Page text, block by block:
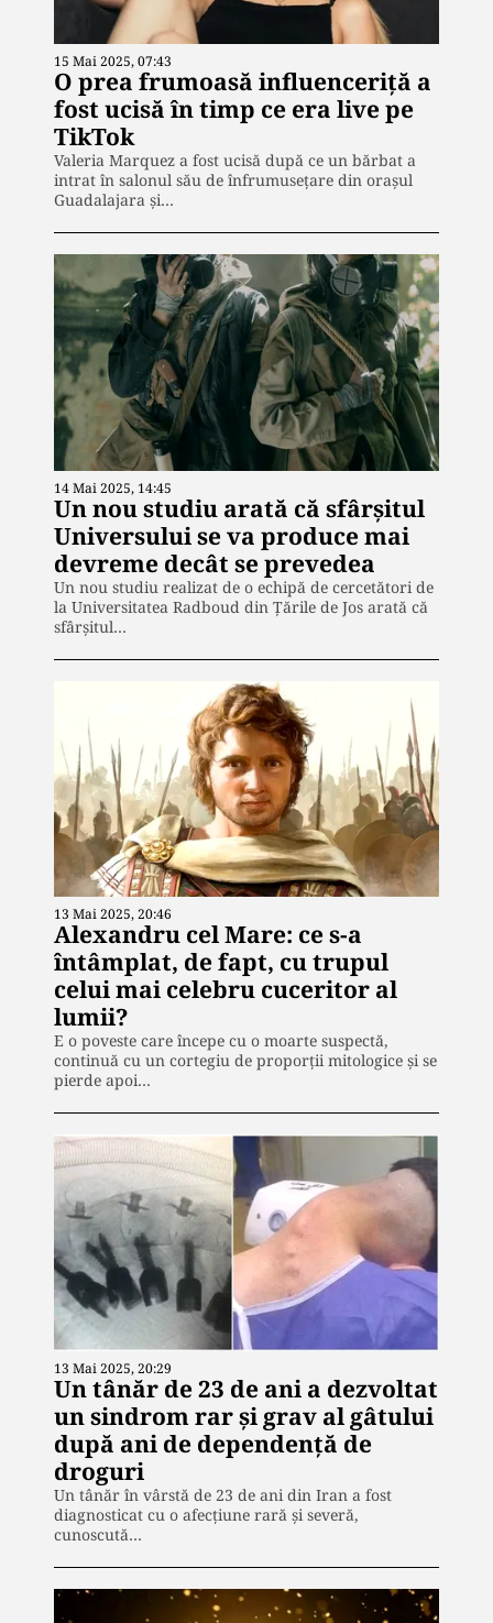
15 Mai 2025, 07:43
O prea frumoasă influenceriță a
fost ucisă în timp ce era live pe
TikTok
Valeria Marquez a fost ucisă după ce un bărbat a
intrat în salonul său de înfrumusețare din orașul
Guadalajara și…
14 Mai 2025, 14:45
Un nou studiu arată că sfârşitul
Universului se va produce mai
devreme decât se prevedea
Un nou studiu realizat de o echipă de cercetători de
la Universitatea Radboud din Țările de Jos arată că
sfârșitul…
13 Mai 2025, 20:46
Alexandru cel Mare: ce s-a
întâmplat, de fapt, cu trupul
celui mai celebru cuceritor al
lumii?
E o poveste care începe cu o moarte suspectă,
continuă cu un cortegiu de proporții mitologice și se
pierde apoi…
13 Mai 2025, 20:29
Un tânăr de 23 de ani a dezvoltat
un sindrom rar și grav al gâtului
după ani de dependență de
droguri
Un tânăr în vârstă de 23 de ani din Iran a fost
diagnosticat cu o afecțiune rară și severă,
cunoscută…